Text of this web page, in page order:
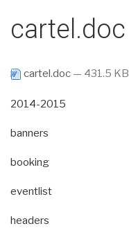
cartel.doc
cartel.doc— 431.5 KB
2014-2015
banners
booking
eventlist
headers